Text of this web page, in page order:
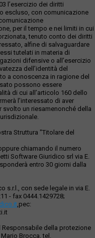
l’esercizio dei diritti
escluso, con comunicazione
per il tempo e nei limiti in cui
tenuto conto dei diritti
alfine di salvaguardare
tutelati in materia di
difensive o all’esercizio
dell’identità del
a conoscenza in ragione del
possono essere
di cui all’articolo 160 dello
l’interessato di aver
svolto un riesamenonché della
Struttura "Titolare del
chiamando il numero
Software Giuridico srl via E.
entro 30 giorni dalla
s.r.l., con sede legale in via E.
- fax 0444.1429728;
,pec:
Responsabile della protezione
Brocca, tel.